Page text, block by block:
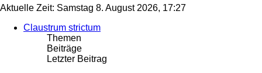
Aktuelle Zeit: Samstag 8. August 2026, 17:27
Claustrum strictum
Themen
Beiträge
Letzter Beitrag